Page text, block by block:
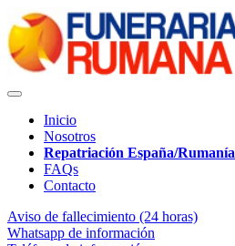
Inicio
Nosotros
Repatriación España/Rumanía
FAQs
Contacto
Aviso de fallecimiento (24 horas)
Whatsapp de información